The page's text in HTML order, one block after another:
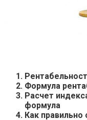
Формула
Расчет
формула
Как правильно